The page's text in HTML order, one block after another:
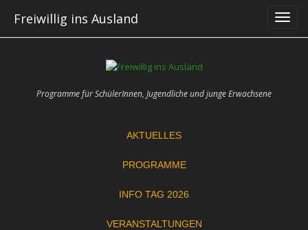
Freiwillig ins Ausland
Programme für SchülerInnen, Jugendliche und junge Erwachsene
AKTUELLES
PROGRAMME
INFO TAG 2026
VERANSTALTUNGEN